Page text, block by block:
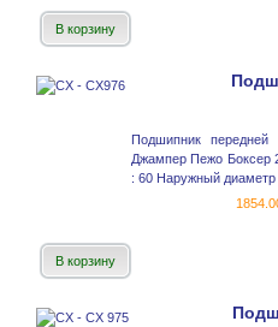
В корзину
Подшипник
Джампер Пежо Боксер
: 60 Наружный диаметр
В корзину